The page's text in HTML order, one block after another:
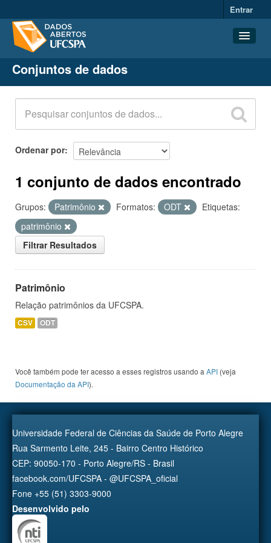
Entrar
Conjuntos de dados
Organizações
Grupos
Sobre
Conjuntos de dados
Ordenar por
1 conjunto de dados encontrado
Grupos: Patrimônio Formatos: ODT
Etiquetas:
patrimônio
Filtrar Resultados
Patrimônio
Relação patrimônios da UFCSPA.
CSV ODT
Você também pode ter acesso a esses registros usando a API (veja
Documentação da API).
Universidade Federal de Ciências da Saúde de Porto Alegre
Rua Sarmento Leite, 245 - Bairro Centro Histórico
CEP: 90050-170 - Porto Alegre/RS - Brasil
facebook.com/UFCSPA - @UFCSPA_oficial
Fone +55 (51) 3303-9000
Desenvolvido pelo